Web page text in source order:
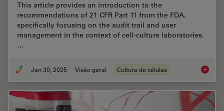
This article provides an introduction to the
recommendations of 21 CFR Part 11 from the FDA,
specifically focusing on the audit trail and user
management in the context of cell-culture laboratories.
…
Jan 30, 2025 Visão geral Cultura de células